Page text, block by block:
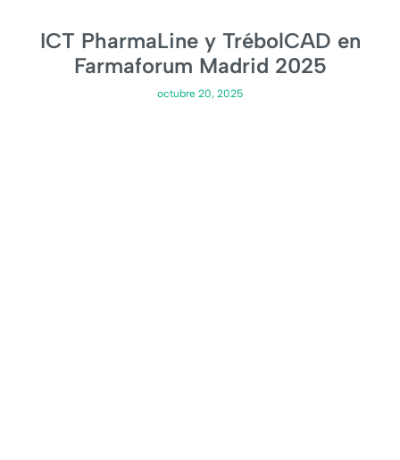
ICT PharmaLine y TrébolCAD en
Farmaforum Madrid 2025
octubre 20, 2025